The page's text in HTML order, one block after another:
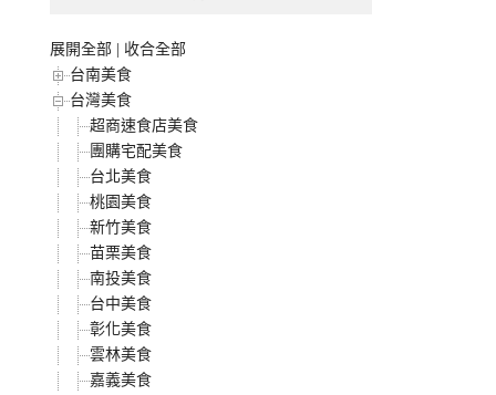
展開全部
收合全部
台南美食
台灣美食
超商速食店美食
團購宅配美食
台北美食
桃園美食
新竹美食
苗栗美食
南投美食
台中美食
彰化美食
雲林美食
嘉義美食